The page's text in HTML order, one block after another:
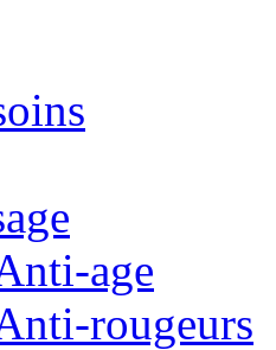
age
rougeurs